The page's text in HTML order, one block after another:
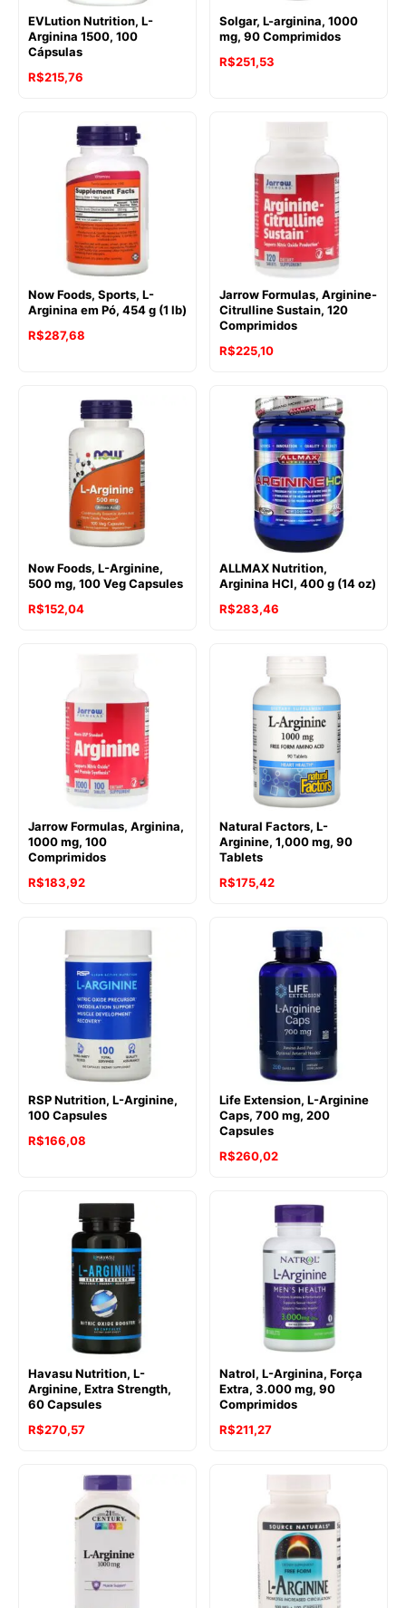
EVLution Nutrition, L-
Arginina 1500, 100
Cápsulas
R$215,76
Solgar, L-arginina, 1000
mg, 90 Comprimidos
R$251,53
Now Foods, Sports, L-
Arginina em Pó, 454 g (1 lb)
R$287,68
Jarrow Formulas, Arginine-
Citrulline Sustain, 120
Comprimidos
R$225,10
Now Foods, L-Arginine,
500 mg, 100 Veg Capsules
R$152,04
ALLMAX Nutrition,
Arginina HCl, 400 g (14 oz)
R$283,46
Jarrow Formulas, Arginina,
1000 mg, 100
Comprimidos
R$183,92
Natural Factors, L-
Arginine, 1,000 mg, 90
Tablets
R$175,42
RSP Nutrition, L-Arginine,
100 Capsules
R$166,08
Life Extension, L-Arginine
Caps, 700 mg, 200
Capsules
R$260,02
Havasu Nutrition, L-
Arginine, Extra Strength,
60 Capsules
R$270,57
Natrol, L-Arginina, Força
Extra, 3.000 mg, 90
Comprimidos
R$211,27